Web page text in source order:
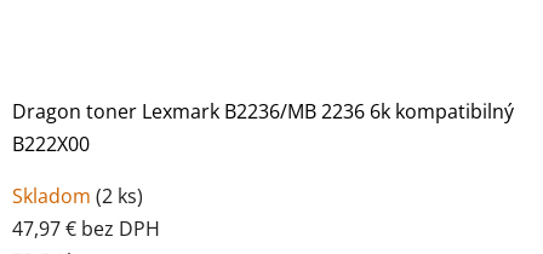
Dragon toner Lexmark B2236/MB 2236 6k kompatibilný
B222X00
Skladom (2 ks)
47,97 € bez DPH